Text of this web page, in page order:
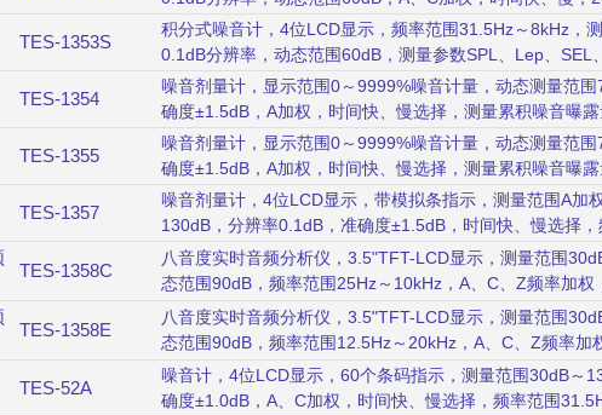
USB界面，AC/DC模拟输出。
TES-1353S
积分式噪音计，4位LCD显示，频率范围31.5Hz～8kHz，
0.1dB分辨率，动态范围60dB，测量参数SPL、Lep、SEL
Ln（5%、10%、50%、90%、95%），A、C加权，快、
4GB记录容量，USB界面。
TES-1354
噪音剂量计，显示范围0～9999%噪音计量，动态测量范
确度±1.5dB，A加权，时间快、慢选择，测量累积噪音曝露
TES-1355
噪音剂量计，显示范围0～9999%噪音计量，动态测量范
确度±1.5dB，A加权，时间快、慢选择，测量累积噪音曝
RS232介面。
TES-1357
噪音剂量计，4位LCD显示，带模拟条指示，测量范围A加
130dB，分辨率0.1dB，准确度±1.5dB，时间快、慢选择，
信号输出。
TES-1358C
八音度实时音频分析仪，3.5"TFT-LCD显示，测量范围
态范围90dB，频率范围25Hz～10kHz，A、C、Z频率加
权，1/1八音度分析频带中心频率(9个频带)、1/3八音度分
功能Lp、Leq、LE、Lmax、Lmin、L05、L10、L50、L90
TES-1358E
八音度实时音频分析仪，3.5"TFT-LCD显示，测量范围
态范围90dB，频率范围12.5Hz～20kHz，A、C、Z频率加
权，1/1八音度分析频带中心频率(11个频带)、1/3八音度
量功能Lp、Leq、LE、Lmax、Lmin、L05、L10、L50、
TES-52A
噪音计，4位LCD显示，60个条码指示，测量范围30dB～
确度±1.0dB，A、C加权，时间快、慢选择，频率范围